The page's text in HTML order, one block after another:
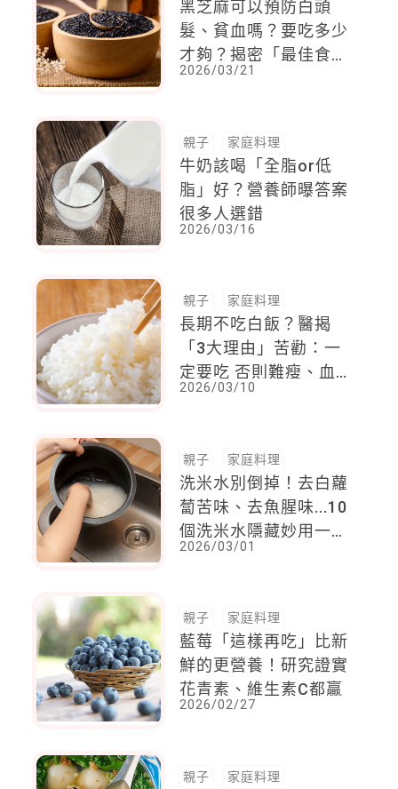
黑芝麻可以預防白頭
髮、貧血嗎？要吃多少
才夠？揭密「最佳食用
時機」
2026/03/21
親子 家庭料理
牛奶該喝「全脂or低
脂」好？營養師曝答案
很多人選錯
2026/03/16
親子 家庭料理
長期不吃白飯？醫揭
「3大理由」苦勸：一
定要吃 否則難瘦、血
糖更不穩
2026/03/10
親子 家庭料理
洗米水別倒掉！去白蘿
蔔苦味、去魚腥味...10
個洗米水隱藏妙用一次
告訴你
2026/03/01
親子 家庭料理
藍莓「這樣再吃」比新
鮮的更營養！研究證實
花青素、維生素C都贏
2026/02/27
親子 家庭料理